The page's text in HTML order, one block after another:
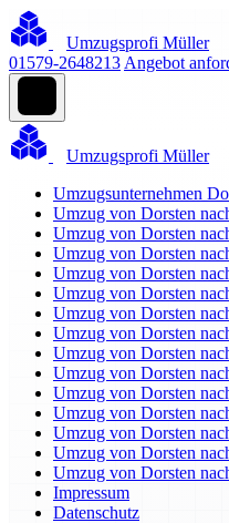
Umzugsprofi Müller
01579-2648213 Angebot
Umzugsprofi Müller
Umzugsunternehmen
Umzug von Dorsten
Umzug von Dorsten
Umzug von Dorsten
Umzug von Dorsten
Umzug von Dorsten
Umzug von Dorsten
Umzug von Dorsten
Umzug von Dorsten
Umzug von Dorsten
Umzug von Dorsten
Umzug von Dorsten
Umzug von Dorsten
Umzug von Dorsten
Umzug von Dorsten
Impressum
Datenschutz